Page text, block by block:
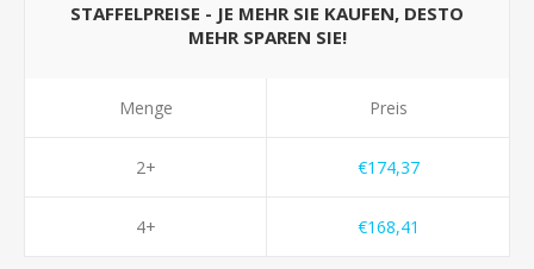
STAFFELPREISE - JE MEHR SIE KAUFEN, DESTO
MEHR SPAREN SIE!
Menge
2+
4+
Preis
€174,37
€168,41